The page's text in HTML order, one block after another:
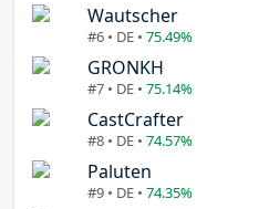
Wautscher
#6 • DE • 75.49%
GRONKH
#7 • DE • 75.14%
CastCrafter
#8 • DE • 74.57%
Paluten
#9 • DE • 74.35%